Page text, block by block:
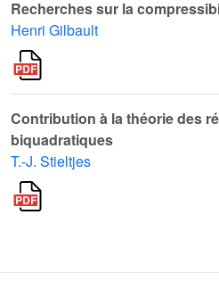
Recherches sur la
Henri Gilbault
Contribution à la théorie des
biquadratiques
T.-J. Stieltjes